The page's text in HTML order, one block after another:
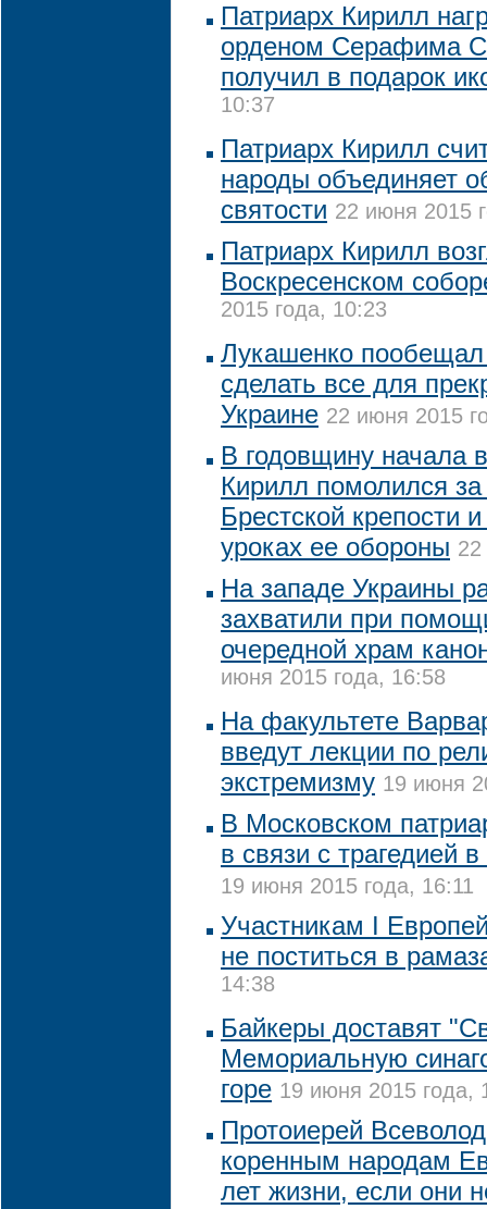
Патриарх Кирилл
орденом Серафима
получил в подарок
10:37
Патриарх Кирилл
народы объединяет
святости 22 июня 2015
Патриарх Кирилл
Воскресенском
2015 года, 10:23
Лукашенко пообещал
сделать все для
Украине 22 июня 2015
В годовщину начала
Кирилл помолился за
Брестской крепости
уроках ее обороны
На западе Украины
захватили при
очередной храм
июня 2015 года, 16:58
На факультете
введут лекции по
экстремизму 19 июня
В Московском
в связи с трагедией
19 июня 2015 года, 16:11
Участникам I
не поститься в
14:38
Байкеры доставят
Мемориальную
горе 19 июня 2015 года,
Протоиерей
коренным народам
лет жизни, если они